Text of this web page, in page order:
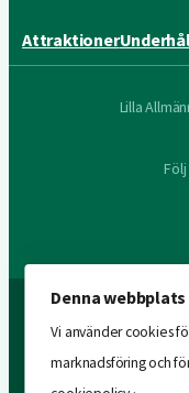
Attraktioner
Lilla
Denna
Vi använder cookies
marknadsföring och